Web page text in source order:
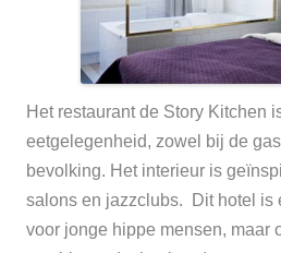
Het restaurant de Story Kitchen
eetgelegenheid, zowel bij de
bevolking. Het interieur is
salons en jazzclubs.
Dit hotel is
voor jonge hippe mensen, maar